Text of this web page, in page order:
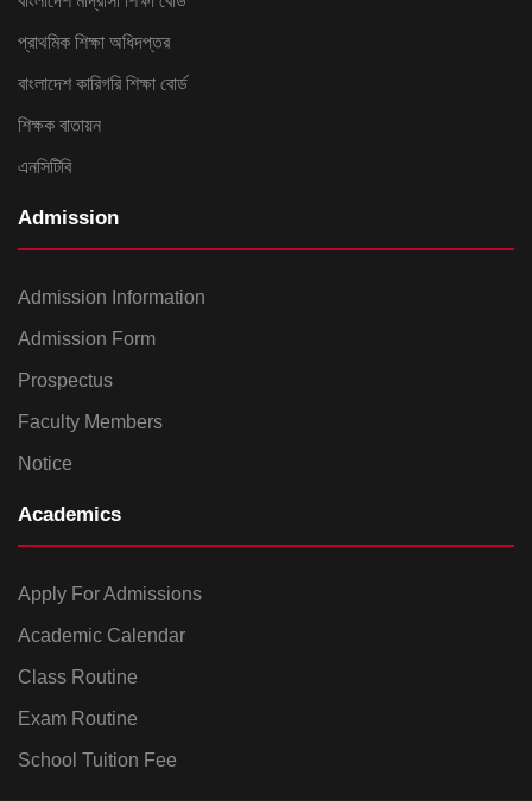
প্রাথমিক শিক্ষা অধিদপ্তর
বাংলাদেশ কারিগরি শিক্ষা বোর্ড
শিক্ষক বাতায়ন
এনসিটিবি
Admission
Admission Information
Admission Form
Prospectus
Faculty Members
Notice
Academics
Apply For Admissions
Academic Calendar
Class Routine
Exam Routine
School Tuition Fee